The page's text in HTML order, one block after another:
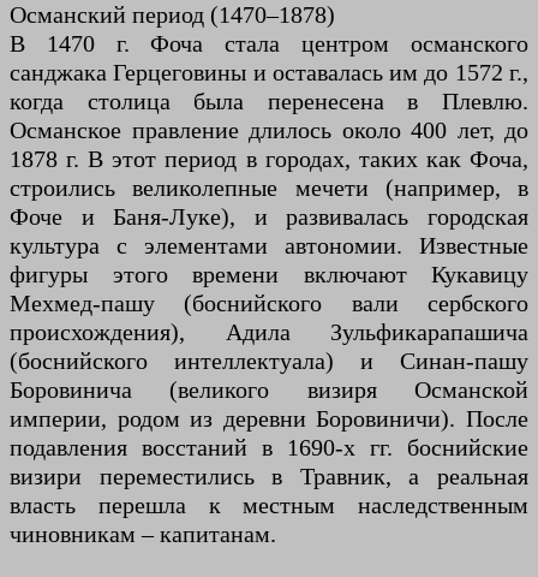
Османский период (1470–1878)
В 1470 г. Фоча стала центром османского
санджака Герцеговины и оставалась им до 1572 г.,
когда столица была перенесена в Плевлю.
Османское правление длилось около 400 лет, до
1878 г. В этот период в городах, таких как Фоча,
строились великолепные мечети (например, в
Фоче и Баня-Луке), и развивалась городская
культура с элементами автономии. Известные
фигуры этого времени включают Кукавицу
Мехмед-пашу (боснийского вали сербского
происхождения), Адила Зульфикарапашича
(боснийского интеллектуала) и Синан-пашу
Боровинича (великого визиря Османской
империи, родом из деревни Боровиничи). После
подавления восстаний в 1690-х гг. боснийские
визири переместились в Травник, а реальная
власть перешла к местным наследственным
чиновникам – капитанам.